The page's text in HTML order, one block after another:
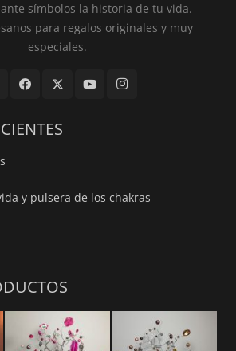
símbolos la historia de tu vida.
para regalos originales y muy
especiales.
y pulsera de los chakras